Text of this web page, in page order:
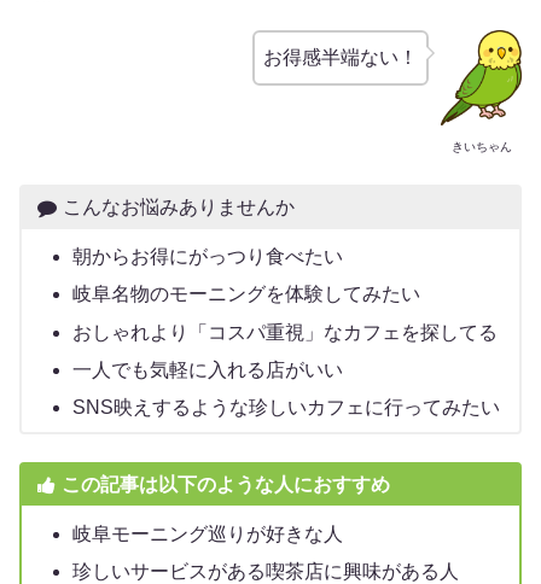
きいちゃん
お得感半端ない！
こんなお悩みありませんか
朝からお得にがっつり食べたい
岐阜名物のモーニングを体験してみたい
おしゃれより「コスパ重視」なカフェを探してる
一人でも気軽に入れる店がいい
SNS映えするような珍しいカフェに行ってみたい
この記事は以下のような人におすすめ
岐阜モーニング巡りが好きな人
珍しいサービスがある喫茶店に興味がある人